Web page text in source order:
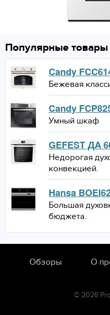
Популярные товары
Candy
Бежевая
Candy
Умный шкаф
GEFEST ДА
Недорогая
конвекцией.
Hansa
Большая
бюджета.
Обзоры О
© 2026